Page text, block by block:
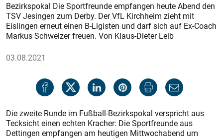
Bezirkspokal Die Sportfreunde empfangen heute Abend den
TSV Jesingen zum Derby. Der VfL Kirchheim zieht mit
Eislingen erneut einen B-Ligisten und darf sich auf Ex-Coach
Markus Schweizer freuen. Von Klaus-Dieter Leib
03.08.2021
Die zweite Runde im Fußball-Bezirkspokal verspricht aus
Tecksicht einen echten Kracher: Die Sportfreunde aus
Dettingen empfangen am heutigen Mittwochabend um